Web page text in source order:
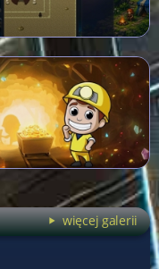
więcej galerii